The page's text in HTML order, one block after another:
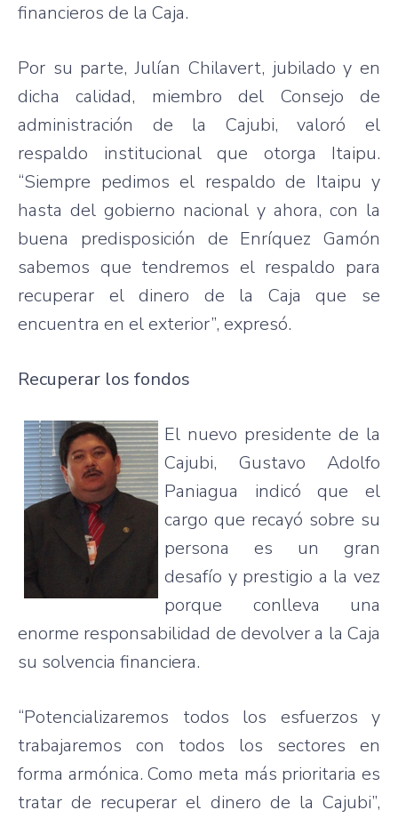
financieros de la Caja.
Por su parte,Julían Chilavert, jubilado y en
dicha
calidad, miembro del Consejo de
administración de la Cajubi,valoró el
respaldo
institucional que otorga Itaipu.
“Siempre pedimos el respaldo de Itaipu y
hasta del gobierno nacional y ahora, con la
buena
predisposición de Enríquez Gamón
sabemos que tendremos el respaldo para
recuperar eldinero de la Caja que se
encuentra en el exterior”, expresó.
Recuperar los fondos
El nuevo presidente de la
Cajubi, Gustavo Adolfo
Paniagua
indicó que el
cargo que recayó sobre su
persona es un gran
desafío y prestigio a lavez
porque
conlleva
una
enorme responsabilidad dedevolvera laCaja
su solvencia financiera.
“Potencializaremos todos los esfuerzos y
trabajaremos con todos los sectores en
forma armónica. Como meta más prioritaria es
tratar de recuperar el dinero de laCajubi”,